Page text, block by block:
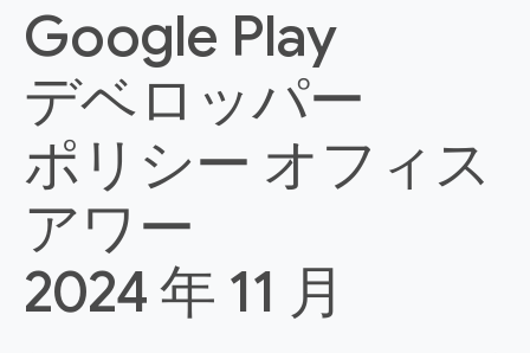
Google Play
デベロッパー
ポリシー オフィス
アワー
2024 年 11 月